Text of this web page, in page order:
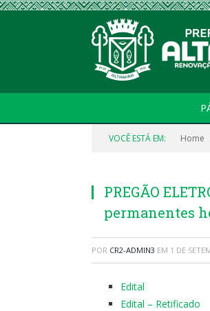
VOCÊ ESTÁ EM: Home
PREGÃO
permanentes
POR CR2-ADMIN3 EM 1 DE
Edital
Edital – Retificado